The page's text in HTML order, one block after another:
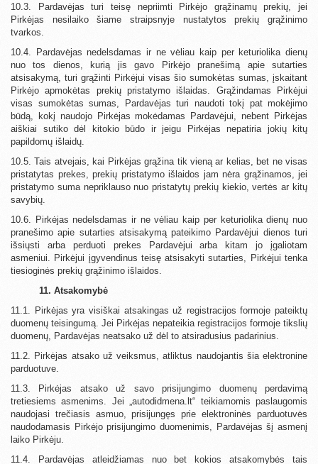
10.3. Pardavėjas turi teisę nepriimti Pirkėjo grąžinamų prekių, jei
Pirkėjas nesilaiko šiame straipsnyje nustatytos prekių grąžinimo
tvarkos.
10.4. Pardavėjas nedelsdamas ir ne vėliau kaip per keturiolika dienų
nuo tos dienos, kurią jis gavo Pirkėjo pranešimą apie sutarties
atsisakymą, turi grąžinti Pirkėjui visas šio sumokėtas sumas, įskaitant
Pirkėjo apmokėtas prekių pristatymo išlaidas. Grąžindamas Pirkėjui
visas sumokėtas sumas, Pardavėjas turi naudoti tokį pat mokėjimo
būdą, kokį naudojo Pirkėjas mokėdamas Pardavėjui, nebent Pirkėjas
aiškiai sutiko dėl kitokio būdo ir jeigu Pirkėjas nepatiria jokių kitų
papildomų išlaidų.
10.5. Tais atvejais, kai Pirkėjas grąžina tik vieną ar kelias, bet ne visas
pristatytas prekes, prekių pristatymo išlaidos jam nėra grąžinamos, jei
pristatymo suma nepriklauso nuo pristatytų prekių kiekio, vertės ar kitų
savybių.
10.6. Pirkėjas nedelsdamas ir ne vėliau kaip per keturiolika dienų nuo
pranešimo apie sutarties atsisakymą pateikimo Pardavėjui dienos turi
išsiųsti arba perduoti prekes Pardavėjui arba kitam jo įgaliotam
asmeniui. Pirkėjui įgyvendinus teisę atsisakyti sutarties, Pirkėjui tenka
tiesioginės prekių grąžinimo išlaidos.
11. Atsakomybė
11.1. Pirkėjas yra visiškai atsakingas už registracijos formoje pateiktų
duomenų teisingumą. Jei Pirkėjas nepateikia registracijos formoje tikslių
duomenų, Pardavėjas neatsako už dėl to atsiradusius padarinius.
11.2. Pirkėjas atsako už veiksmus, atliktus naudojantis šia elektronine
parduotuve.
11.3. Pirkėjas atsako už savo prisijungimo duomenų perdavimą
tretiesiems asmenims. Jei „autodidmena.lt“ teikiamomis paslaugomis
naudojasi trečiasis asmuo, prisijungęs prie elektroninės parduotuvės
naudodamasis Pirkėjo prisijungimo duomenimis, Pardavėjas šį asmenį
laiko Pirkėju.
11.4. Pardavėjas atleidžiamas nuo bet kokios atsakomybės tais